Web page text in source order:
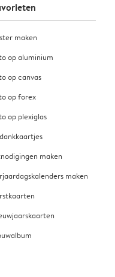
maken
op aluminium
op canvas
op forex
op plexiglas
maken
maken